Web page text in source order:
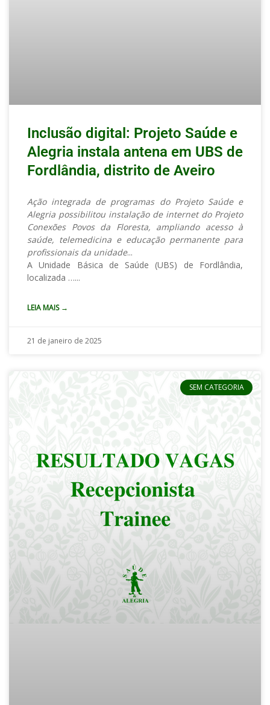
Inclusão digital: Projeto Saúde e
Alegria instala antena em UBS de
Fordlândia, distrito de Aveiro
Ação integrada de programas do Projeto Saúde e
Alegria possibilitou instalação de internet do Projeto
Conexões Povos da Floresta, ampliando acesso à
saúde, telemedicina e educação permanente para
profissionais da unidade
A Unidade Básica de Saúde (UBS) de Fordlândia,
localizada …
LEIA MAIS →
21 de janeiro de 2025
SEM CATEGORIA